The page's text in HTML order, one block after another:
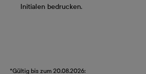
Initialen bedrucken.
*Gültig bis zum 20.08.2026: